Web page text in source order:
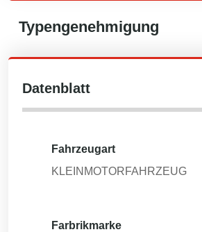
Typengenehmigung
Datenblatt
Fahrzeugart
KLEINMOTORFAHRZEUG
Farbrikmarke